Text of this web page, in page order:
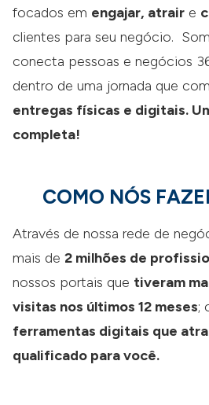
focados em engajar, atrair e
clientes para seu negócio.
conecta pessoas e negócios
dentro de uma jornada que
entregas físicas e digitais.
completa!
COMO NÓS
Através de nossa rede de
mais de 2 milhões de
nossos portais que tiveram
visitas nos últimos 12 meses;
ferramentas digitais que
qualificado para você.